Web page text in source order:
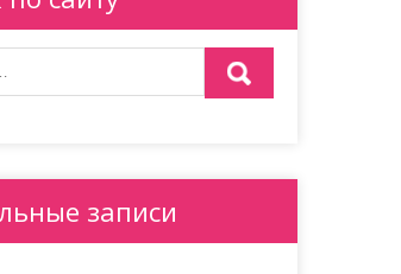
записи